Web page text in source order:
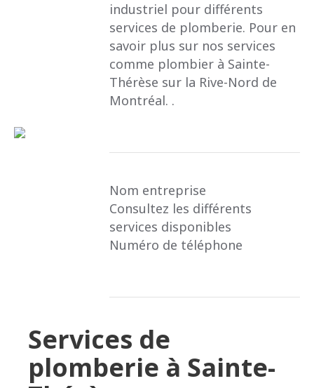
industriel pour différents
services de plomberie. Pour en
savoir plus sur nos services
comme plombier à Sainte-
Thérèse sur la Rive-Nord de
Montréal. .
Nom entreprise
Consultez les différents
services disponibles
Numéro de téléphone
Services de
plomberie à Sainte-